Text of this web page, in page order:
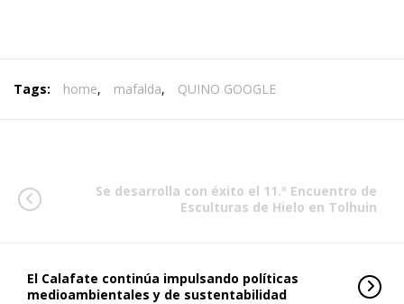
Tags: home, mafalda, QUINO GOOGLE
Se desarrolla con éxito el 11.º Encuentro de
Esculturas de Hielo en Tolhuin
El Calafate continúa impulsando políticas
medioambientales y de sustentabilidad